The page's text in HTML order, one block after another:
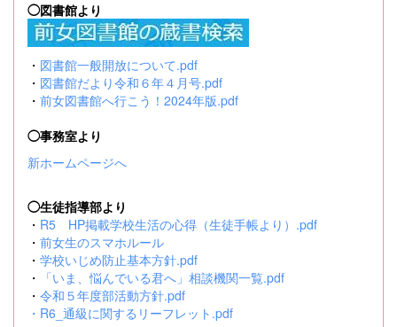
◯図書館より
・ 図書館一般開放について.pdf
・ 図書館だより令和６年４月号.pdf
・ 前女図書館へ行こう！2024年版.pdf
◯事務室より
新ホームページへ
◯生徒指導部より
・ R5 HP掲載学校生活の心得（生徒手帳より）.pdf
・ 前女生のスマホルール
・ 学校いじめ防止基本方針.pdf
・
「いま、悩んでいる君へ」相談機関一覧.pdf
・ 令和５年度部活動方針.pdf
・ R6_通級に関するリーフレット.pdf